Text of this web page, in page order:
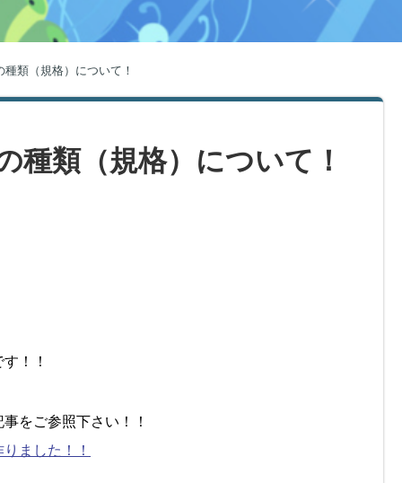
類（規格）について！
種類（規格）について！
！！
をご参照下さい！！
ました！！